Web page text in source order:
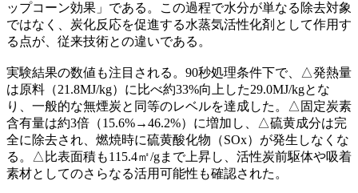
ップコーン効果」である。この過程で水分が単なる除去対象
ではなく、炭化反応を促進する水蒸気活性化剤として作用す
る点が、従来技術との違いである。
実験結果の数値も注目される。90秒処理条件下で、△発熱量
は原料（21.8MJ/kg）に比べ約33%向上した29.0MJ/kgとな
り、一般的な無煙炭と同等のレベルを達成した。△固定炭素
含有量は約3倍（15.6%→46.2%）に増加し、△硫黄成分は完
全に除去され、燃焼時に硫黄酸化物（SOx）が発生しなくな
る。△比表面積も115.4㎡/gまで上昇し、活性炭前駆体や吸着
素材としてのさらなる活用可能性も確認された。